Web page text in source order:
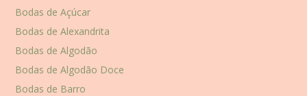
Bodas de Açúcar
Bodas de Alexandrita
Bodas de Algodão
Bodas de Algodão Doce
Bodas de Barro